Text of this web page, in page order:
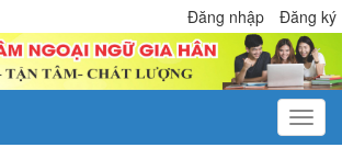
Đăng nhập Đăng ký